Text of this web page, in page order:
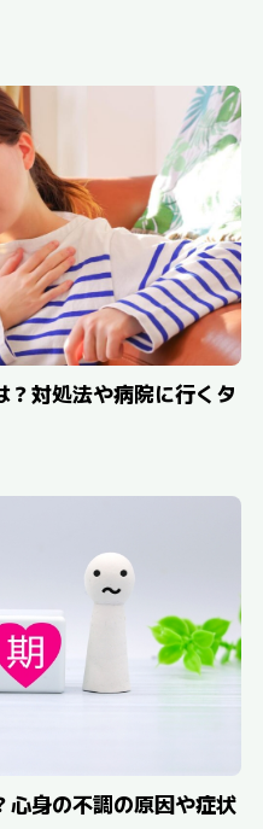
対処法や病院に行くタ
心身の不調の原因や症状